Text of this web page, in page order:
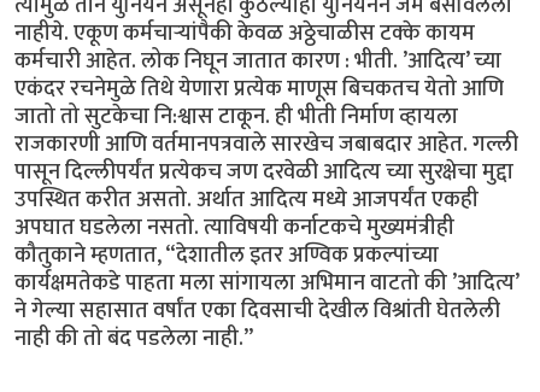
नाहीये. एकूण कर्मचार्‍यांपैकी केवळ अठ्ठेचाळीस टक्के कायम
कर्मचारी आहेत. लोक निघून जातात कारण : भीती. ’आदित्य’ च्या
एकंदर रचनेमुळे तिथे येणारा प्रत्येक माणूस बिचकतच येतो आणि
जातो तो सुटकेचा नि:श्वास टाकून. ही भीती निर्माण व्हायला
राजकारणी आणि वर्तमानपत्रवाले सारखेच जबाबदार आहेत. गल्ली
पासून दिल्लीपर्यंत प्रत्येकच जण दरवेळी आदित्य च्या सुरक्षेचा मुद्दा
उपस्थित करीत असतो. अर्थात आदित्य मध्ये आजपर्यंत एकही
अपघात घडलेला नसतो. त्याविषयी कर्नाटकचे मुख्यमंत्रीही
कौतुकाने म्हणतात, “देशातील इतर अण्विक प्रकल्पांच्या
कार्यक्षमतेकडे पाहता मला सांगायला अभिमान वाटतो की ’आदित्य’
ने गेल्या सहासात वर्षांत एका दिवसाची देखील विश्रांती घेतलेली
नाही की तो बंद पडलेला नाही.”